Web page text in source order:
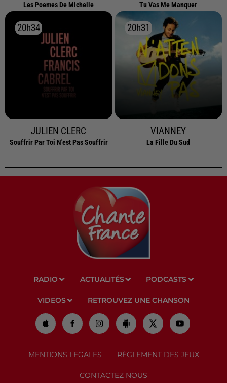
Les Poemes De Michelle Tu Vas Me Manquer
20h34
20h34
JULIEN CLERC
Souffrir Par Toi N'est Pas Souffrir
20h31
20h31
VIANNEY
La Fille Du Sud
RADIO ACTUALITÉS PODCASTS
VIDEOS RETROUVEZ UNE CHANSON
MENTIONS LEGALES RÈGLEMENT DES JEUX
CONTACTEZ NOUS